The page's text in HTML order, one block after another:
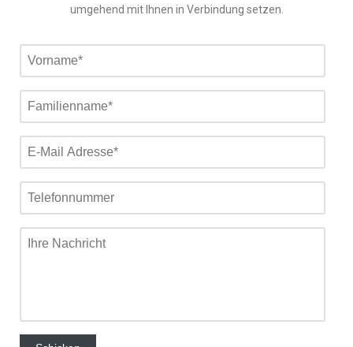
umgehend mit Ihnen in Verbindung setzen.